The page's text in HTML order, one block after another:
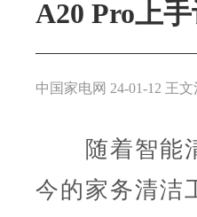
A20 Pro上手
中国家电网 24-01-12 王文
随着智能清
今的家务清洁